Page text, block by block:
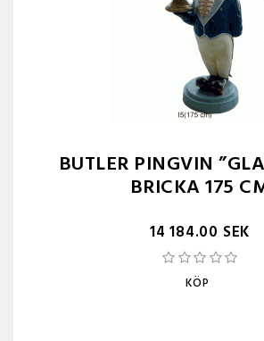
BUTLER PINGVIN
BRICKA 175
14 184.00 SEK
KÖP